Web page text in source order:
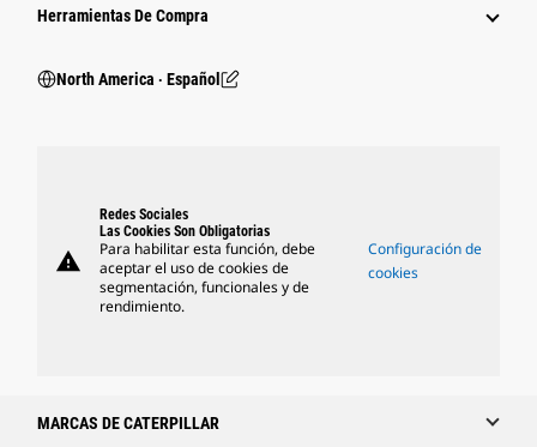
Herramientas De Compra
North America ‧ Español
warning
Redes Sociales
Las Cookies Son Obligatorias
Para habilitar esta función, debe
aceptar el uso de cookies de
segmentación, funcionales y de
rendimiento.
Configuración de
cookies
MARCAS DE CATERPILLAR